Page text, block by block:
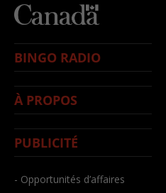
BINGO RADIO
À PROPOS
PUBLICITÉ
- Opportunités d’affaires